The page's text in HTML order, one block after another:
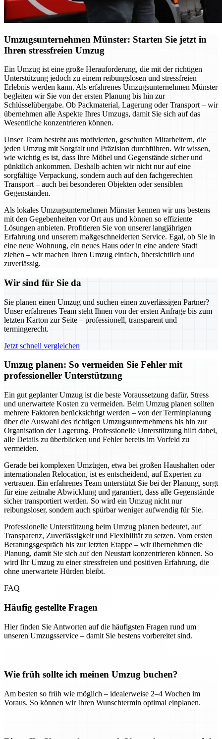
Umzugsunternehmen Münster: Starten Sie jetzt in
Ihren stressfreien Umzug
Ein Umzug ist eine große Herauforderung, die mit der richtigen
Unterstützung jedoch zu einem reibungslosen und stressfreien
Erlebnis werden kann. Als erfahrenes Umzugsunternehmen Münster
begleiten wir Sie von der ersten Planung bis hin zur
Schlüsselübergabe. Ob Packmaterial, Lagerung oder Transport – wir
übernehmen alle Aspekte Ihres Umzugs, damit Sie sich auf das
Wesentliche konzentrieren können.
Unser Team besteht aus motivierten, geschulten Mitarbeitern, die
jeden Umzug mit Sorgfalt und Präzision durchführen. Wir wissen,
wie wichtig es ist, dass Ihre Möbel und Gegenstände sicher und
pünktlich ankommen. Deshalb achten wir nicht nur auf eine
sorgfältige Verpackung, sondern auch auf den fachgerechten
Transport – auch bei besonderen Objekten oder sensiblen
Gegenständen.
Als lokales Umzugsunternehmen Münster kennen wir uns bestens
mit den Gegebenheiten vor Ort aus und können so effiziente
Lösungen anbieten. Profitieren Sie von unserer langjährigen
Erfahrung und unserem maßgeschneiderten Service. Egal, ob Sie in
eine neue Wohnung, ein neues Haus oder in eine andere Stadt
ziehen – wir machen Ihren Umzug einfach, übersichtlich und
zuverlässig.
Wir sind für Sie da
Sie planen einen Umzug und suchen einen zuverlässigen Partner?
Unser erfahrenes Team steht Ihnen von der ersten Anfrage bis zum
letzten Karton zur Seite – professionell, transparent und
termingerecht.
Jetzt schnell vergleichen
Umzug planen: So vermeiden Sie Fehler mit
professioneller Unterstützung
Ein gut geplanter Umzug ist die beste Voraussetzung dafür, Stress
und unerwartete Kosten zu vermeiden. Beim Umzug planen sollten
mehrere Faktoren berücksichtigt werden – von der Terminplanung
über die Auswahl des richtigen Umzugsunternehmens bis hin zur
Organisation der Lagerung. Professionelle Unterstützung hilft dabei,
alle Details zu überblicken und Fehler bereits im Vorfeld zu
vermeiden.
Gerade bei komplexen Umzügen, etwa bei großen Haushalten oder
internationalen Relocation, ist es entscheidend, auf Experten zu
vertrauen. Ein erfahrenes Team unterstützt Sie bei der Planung, sorgt
für eine zeitnahe Abwicklung und garantiert, dass alle Gegenstände
sicher transportiert werden. So wird ein Umzug nicht nur
reibungsloser, sondern auch spürbar weniger aufwendig für Sie.
Professionelle Unterstützung beim Umzug planen bedeutet, auf
Transparenz, Zuverlässigkeit und Flexibilität zu setzen. Vom ersten
Beratungsgespräch bis zur letzten Etappe – wir übernehmen die
Planung, damit Sie sich auf den Neustart konzentrieren können. So
wird Ihr Umzug zu einer stressfreien und positiven Erfahrung, die
ohne unerwartete Hürden bleibt.
FAQ
Häufig gestellte Fragen
Hier finden Sie Antworten auf die häufigsten Fragen rund um
unseren Umzugsservice – damit Sie bestens vorbereitet sind.
Wie früh sollte ich meinen Umzug buchen?
Am besten so früh wie möglich – idealerweise 2–4 Wochen im
Voraus. So können wir Ihren Wunschtermin optimal einplanen.